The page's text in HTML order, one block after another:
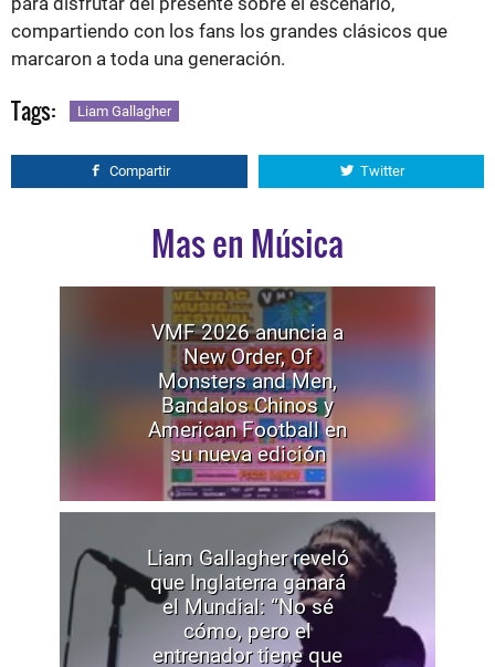
compartiendo con los fans los grandes clásicos que
marcaron a toda una generación.
Tags: Liam Gallagher
Compartir Twitter
Mas en Música
VMF 2026 anuncia a
New Order, Of
Monsters and Men,
Bandalos Chinos y
American Football en
su nueva edición
Liam Gallagher reveló
que Inglaterra ganará
el Mundial: “No sé
cómo, pero el
entrenador tiene que